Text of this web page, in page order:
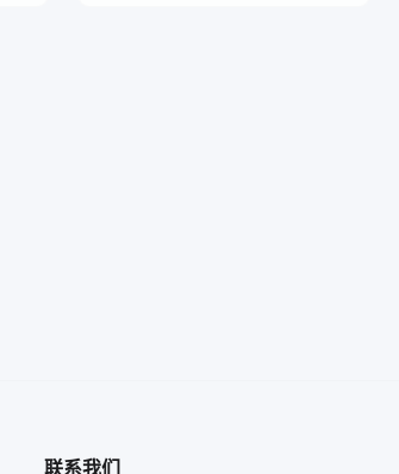
联系我们